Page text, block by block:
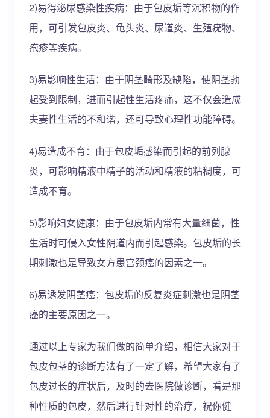
2)易得泌尿感染性疾病：由于包皮垢等沉积物的作
用，可引发包皮炎、龟头炎、尿道炎、生殖疣物、
疱疹等疾病。
3)易影响性生活：由于阴茎畸形及缺陷，使阴茎勃
起受到限制，进而引起性生活疼痛，这不仅会造成
夫妻性生活的不和谐，还可导致心理性功能障碍。
4)易造成不育：由于包皮垢感染而引起的前列腺
炎，可影响精液中精子的活动和精液的粘稠度，可
造成不育。
5)影响妇女健康：由于包皮垢内常有大量细菌，性
生活时可侵入女性阴道内而引起感染。包皮垢的长
期刺激也是导致女方患宫颈癌的因素之一。
6)易诱发阴茎癌：包皮垢的反复炎症刺激也是阴茎
癌的主要原因之一。
通过以上专家为我们做的简单介绍，相信大家对于
包皮包茎的诊断方法有了一定了解，希望大家有了
包皮过长的症状后，及时的去医院做诊断，看是那
种性质的包皮，然后进行针对性的治疗，祝你健